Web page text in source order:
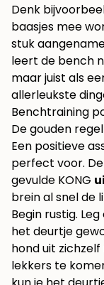
Denk
baasjes mee
stuk
leert de bench
maar juist als
allerleukste
Benchtraining
De gouden
Een positieve
perfect voor.
gevulde KONG
brein al snel de
Begin rustig.
het deurtje
hond uit
lekkers te